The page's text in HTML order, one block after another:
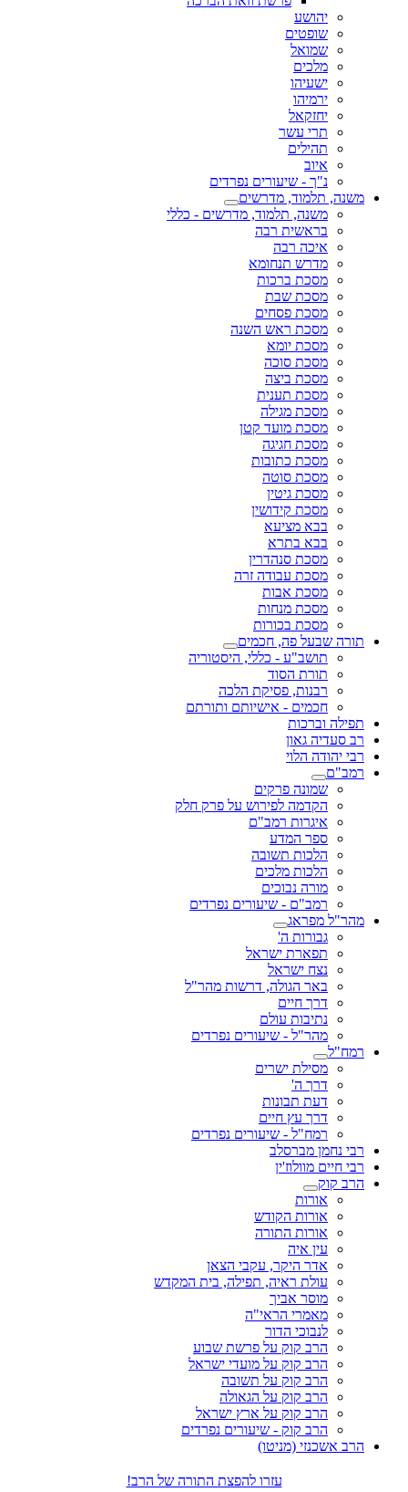
יהושע
שופטים
שמואל
מלכים
ישעיהו
ירמיהו
יחזקאל
תרי עשר
תהילים
איוב
נ"ך - שיעורים נפרדים
משנה, תלמוד, מדרשים
משנה, תלמוד, מדרשים - כללי
בראשית רבה
איכה רבה
מדרש תנחומא
מסכת ברכות
מסכת שבת
מסכת פסחים
מסכת ראש השנה
מסכת יומא
מסכת סוכה
מסכת ביצה
מסכת תענית
מסכת מגילה
מסכת מועד קטן
מסכת חגיגה
מסכת כתובות
מסכת סוטה
מסכת גיטין
מסכת קידושין
בבא מציעא
בבא בתרא
מסכת סנהדרין
מסכת עבודה זרה
מסכת אבות
מסכת מנחות
מסכת בכורות
תורה שבעל פה, חכמים
תושב"ע - כללי, היסטוריה
תורת הסוד
רבנות, פסיקת הלכה
חכמים - אישיותם ותורתם
תפילה וברכות
רב סעדיה גאון
רבי יהודה הלוי
רמב"ם
שמונה פרקים
הקדמה לפירוש על פרק חלק
איגרות רמב"ם
ספר המדע
הלכות תשובה
הלכות מלכים
מורה נבוכים
רמב"ם - שיעורים נפרדים
מהר"ל מפראג
גבורות ה'
תפארת ישראל
נצח ישראל
באר הגולה, דרשות מהר"ל
דרך חיים
נתיבות עולם
מהר"ל - שיעורים נפרדים
רמח"ל
מסילת ישרים
דרך ה'
דעת תבונות
דרך עץ חיים
רמח"ל - שיעורים נפרדים
רבי נחמן מברסלב
רבי חיים מוולוז'ין
הרב קוק
אורות
אורות הקודש
אורות התורה
עין איה
אדר היקר, עקבי הצאן
עולת ראיה, תפילה, בית המקדש
מוסר אביך
מאמרי הראי"ה
לנבוכי הדור
הרב קוק על פרשת שבוע
הרב קוק על מועדי ישראל
הרב קוק על תשובה
הרב קוק על הגאולה
הרב קוק על ארץ ישראל
הרב קוק - שיעורים נפרדים
הרב אשכנזי (מניטו)
עזרו להפצת התורה של הרב!